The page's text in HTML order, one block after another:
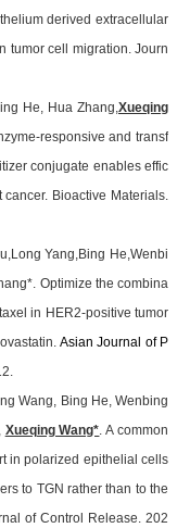
derived extracellular
tumor cell migration. Journ
He, Hua Zhang,Xueqing
responsive and transf
conjugate enables effic
cancer. Bioactive Materials.
Long Yang,Bing He,Wenbi
*. Optimize the combina
in HER2-positive tumor
.Asian Journal of P
Wang, Bing He, Wenbing
Xueqing Wang*. A common
in polarized epithelial cells
to TGN rather than to the
of Control Release. 202